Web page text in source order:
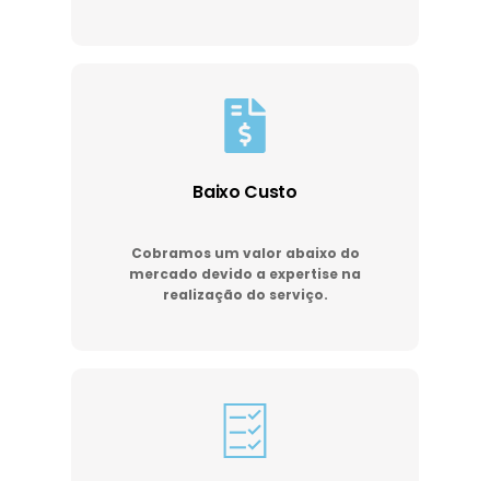
Baixo Custo
Cobramos um valor abaixo do
mercado devido a expertise na
realização do serviço.